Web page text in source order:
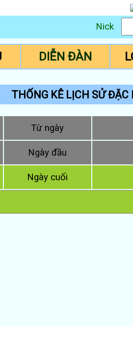
Nick
DIỄN ĐÀN
THỐNG KÊ LỊCH SỬ ĐẶC
Từ ngày
Ngày đầu
Ngày cuối